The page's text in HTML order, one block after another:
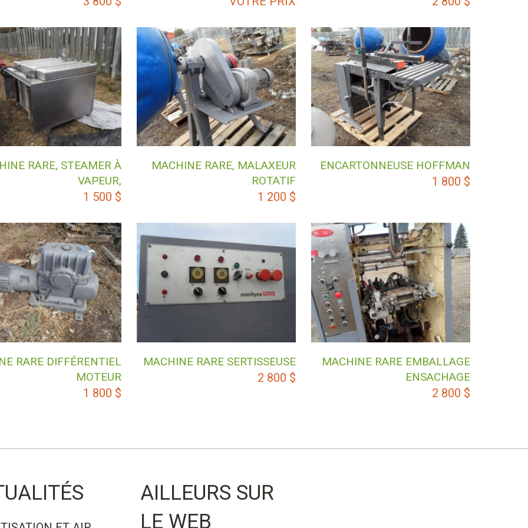
RARE, STEAMER À
VAPEUR,
1 500 $
MACHINE RARE, MALAXEUR
ROTATIF
1 200 $
ENCARTONNEUSE HOFFMAN
1 800 $
RARE DIFFÉRENTIEL
MOTEUR
1 800 $
MACHINE RARE SERTISSEUSE
2 800 $
MACHINE RARE EMBALLAGE
ENSACHAGE
2 800 $
AILLEURS SUR
LE WEB